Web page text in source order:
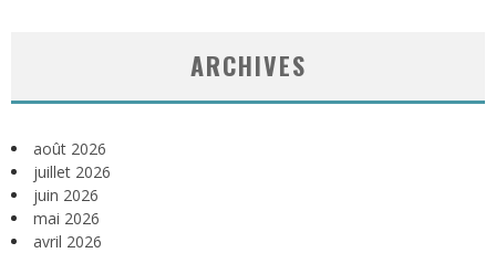
ARCHIVES
août 2026
juillet 2026
juin 2026
mai 2026
avril 2026